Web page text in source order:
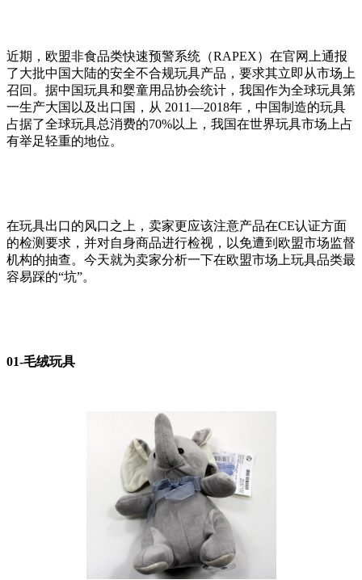
近期，欧盟非食品类快速预警系统（RAPEX）在官网上通报
了大批中国大陆的安全不合规玩具产品，要求其立即从市场上
召回。据中国玩具和婴童用品协会统计，我国作为全球玩具第
一生产大国以及出口国，从 2011—2018年，中国制造的玩具
占据了全球玩具总消费的70%以上，我国在世界玩具市场上占
有举足轻重的地位。
在玩具出口的风口之上，卖家更应该注意产品在CE认证方面
的检测要求，并对自身商品进行检视，以免遭到欧盟市场监督
机构的抽查。今天就为卖家分析一下在欧盟市场上玩具品类最
容易踩的“坑”。
01-毛绒玩具